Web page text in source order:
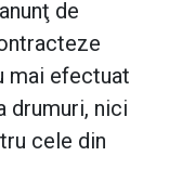
de
mai efectuat
drumuri, nici
cele din